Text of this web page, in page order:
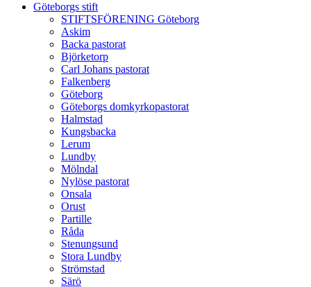
Göteborgs stift
STIFTSFÖRENING Göteborg
Askim
Backa pastorat
Björketorp
Carl Johans pastorat
Falkenberg
Göteborg
Göteborgs domkyrkopastorat
Halmstad
Kungsbacka
Lerum
Lundby
Mölndal
Nylöse pastorat
Onsala
Orust
Partille
Råda
Stenungsund
Stora Lundby
Strömstad
Särö